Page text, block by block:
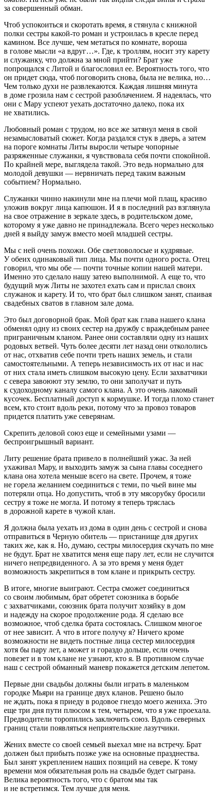
за совершенный обман.
Чтоб успокоиться и скоротать время, я стянула с книжной
полки сестры какой-то роман и устроилась в кресле перед
камином. Все лучше, чем метаться по комнате, вороша
в голове мысли «а вдруг…». Где, к троллям, носит эту карету
и служанку, что должна за мной прийти? Брат уже
попрощался с Литой и благословил ее. Вероятность того, что
он придет сюда, чтоб поговорить снова, была не велика, но…
Чем только духи не развлекаются. Каждая лишняя минута
в доме грозила нам с сестрой разоблачением. Я надеялась, что
они с Мару успеют уехать достаточно далеко, пока их
не хватились.
Любовный роман с трудом, но все же затянул меня в свой
незамысловатый сюжет. Когда раздался стук в дверь, а затем
на пороге комнаты Литы выросли четыре чопорные
разряженные служанки, я чувствовала себя почти спокойной.
По крайней мере, выглядела такой. Это ведь нормально для
молодой девушки — нервничать перед таким важным
событием? Нормально.
Служанки чинно накинули мне на плечи мой плащ, красиво
уложив вокруг лица капюшон. И я в последний раз взглянула
на свое отражение в зеркале здесь, в родительском доме,
которому я уже давно не принадлежала. Всего через несколько
дней я выйду замуж вместо моей младшей сестры.
Мы с ней очень похожи. Обе светловолосые и кудрявые.
У обеих одинаковый тип лица. Мы почти одного роста. Отец
говорил, что мы обе — почти точные копии нашей матери.
Именно это сделало нашу затею выполнимой. А еще то, что
будущий муж Литы не захотел ехать сам и прислал своих
служанок и карету. И то, что брат был слишком занят, спаивая
свадебных сватов в главном зале дома.
Это был договорной брак. Мой брат как глава нашего клана
обменял одну из своих сестер на дружбу с враждебным ранее
приграничным кланом. Ранее они составляли одну из наших
родовых ветвей. Чуть более десяти лет назад они откололись
от нас, отхватив себе почти треть наших земель, и стали
самостоятельными. А теперь независимость их от нас и нас
от них стала иметь слишком высокую цену. Если захватчики
с севера завоюют эту землю, то они заполучат и путь
к судоходному каналу самого клана. А это очень лакомый
кусочек. Бесплатный доступ к кормушке. И тогда плохо станет
всем, кто стоит вдоль реки, потому что за провоз товаров
придется платить уже северянам.
Скрепить деловой союз еще и семейными узами —
беспроигрышный вариант.
Литу решение брата привело в полнейший ужас. За ней
ухаживал Мару, и выходить замуж за сына главы соседнего
клана она хотела меньше всего на свете. Прочем, я тоже
не горела желанием соединиться с теми, по чьей вине мы
потеряли отца. Но допустить, чтоб в эту мясорубку бросили
сестру я тоже не могла. И потому я теперь тряслась
в дорожной карете в чужой клан.
Я должна была уехать из дома в один день с сестрой и снова
отправиться в Черную обитель — пристанище для других
таких же, как я. Но, думаю, сестры милосердия скучать по мне
не будут. Брат не хватится меня еще пару лет, если не случится
ничего непредвиденного. А за это время у меня будет
возможность закрепиться в том клане и прикрыть сестру.
В итоге, многие выиграют. Сестра сможет соединиться
со своим любимым, брат обретет союзника в борьбе
с захватчиками, союзник брата получит хозяйку в дом
и надежду на скорое продолжение рода. Я сделаю все
возможное, чтоб сделка брата состоялась. Слишком многое
от нее зависит. А что в итоге получу я? Ничего кроме
возможности не видеть постные лица сестер милосердия
хотя бы пару лет, а может и гораздо дольше, если очень
повезет и в том клане не узнают, кто я. В противном случае
наш с сестрой обманный маневр покажется детским лепетом.
Первые дни свадьбы должны были играть в маленьком
городке Мьяри на границе двух кланов. Решено было
не ждать, пока я приеду в родовое гнездо моего жениха. Это
еще три дня пути плюсом к тем, четырем, что я уже проехала.
Предводители торопились заключить союз. Вдоль северных
границ стали появляться неприятельские лазутчики.
Жених вместе со своей семьей выехал мне на встречу. Брат
должен был прибыть позже уже на основные празднества.
Был занят укреплением наших позиций на севере. К тому
времени моя обязательная роль на свадьбе будет сыграна.
Велика вероятность того, что с братом мы так
и не встретимся. Тем лучше для меня.